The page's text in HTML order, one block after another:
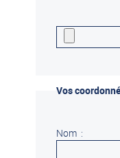
Vos
Nom :